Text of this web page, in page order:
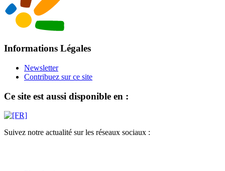
Informations Légales
Newsletter
Contribuez sur ce site
Ce site est aussi disponible en :
Suivez notre actualité sur les réseaux sociaux :